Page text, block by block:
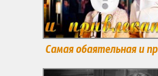
Самая обаятельная и